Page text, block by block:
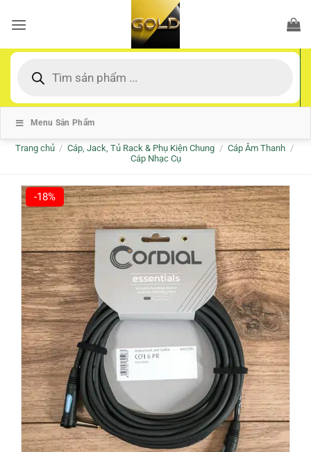
qua
dung
kiếm
Menu Sản Phẩm
Trang chủ / Cáp, Jack, Tủ Rack & Phụ Kiện Chung / Cáp Âm Thanh /
Cáp Nhạc Cụ
-18%